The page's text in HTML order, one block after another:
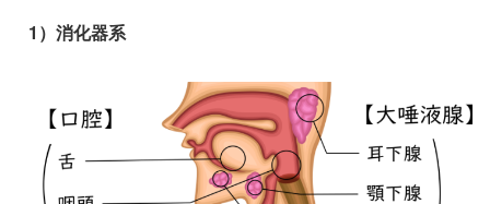
1）消化器系